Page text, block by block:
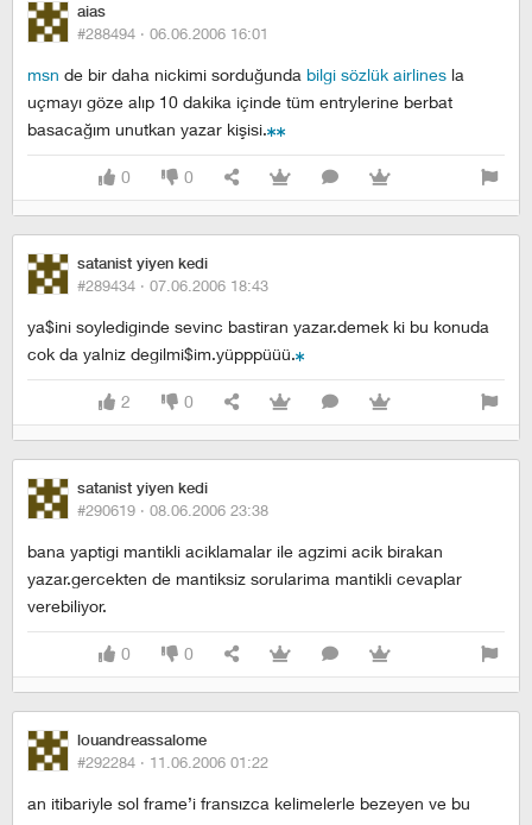
aias
#288494 · 06.06.2006 16:01
msn de bir daha nickimi sorduğunda bilgi sözlük airlines la
uçmayı göze alıp 10 dakika içinde tüm entrylerine berbat
basacağım unutkan yazar kişisi.
0 0
satanist yiyen kedi
#289434 · 07.06.2006 18:43
ya$ini soylediginde sevinc bastiran yazar.demek ki bu konuda
cok da yalniz degilmi$im.yüpppüüü.
2 0
satanist yiyen kedi
#290619 · 08.06.2006 23:38
bana yaptigi mantikli aciklamalar ile agzimi acik birakan
yazar.gercekten de mantiksiz sorularima mantikli cevaplar
verebiliyor.
0 0
louandreassalome
#292284 · 11.06.2006 01:22
an itibariyle sol frame’i fransızca kelimelerle bezeyen ve bu